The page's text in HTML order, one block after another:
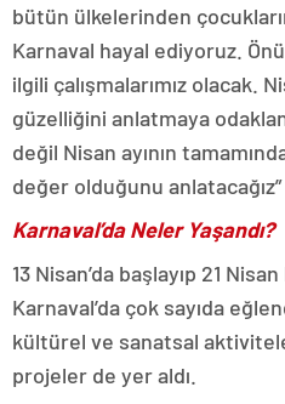
bütün ülkelerinden
Karnaval hayal ediyoruz.
ilgili çalışmalarımız olacak.
güzelliğini anlatmaya
değil Nisan ayının
değer olduğunu anlatacağız”
Karnaval’da Neler Yaşandı?
13 Nisan’da başlayıp 21
Karnaval’da çok sayıda
kültürel ve sanatsal
projeler de yer aldı.